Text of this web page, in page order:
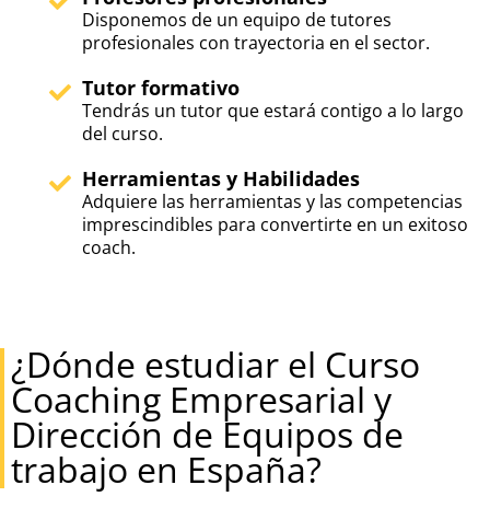
Disponemos de un equipo de tutores
profesionales con trayectoria en el sector.
Tutor formativo
Tendrás un tutor que estará contigo a lo largo
del curso.
Herramientas y Habilidades
Adquiere las herramientas y las competencias
imprescindibles para convertirte en un exitoso
coach.
¿Dónde estudiar el Curso
Coaching Empresarial y
Dirección de Equipos de
trabajo en España?